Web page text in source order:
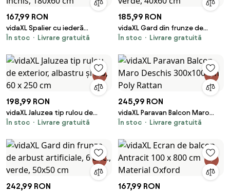
167,99 RON
vidaXL Spalier cu iederă
artificială extensibil, roz închis,
În stoc Livrare gratuită
185,99 RON
vidaXL Gard din frunze de
arbust artificiale, 6 buc., verde,
În stoc Livrare gratuită
198,99 RON
vidaXL Jaluzea tip rulou de
exterior, albastru și alb, 60 x
În stoc Livrare gratuită
245,99 RON
vidaXL Paravan Balcon Maro
Deschis 300x100 cm Poly
În stoc Livrare gratuită
242,99 RON 167,99 RON